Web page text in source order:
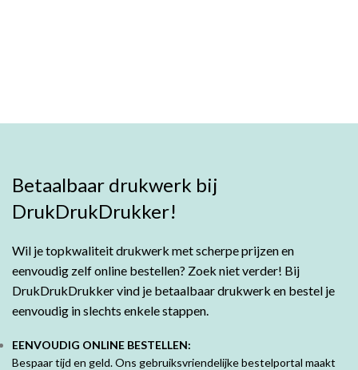
Betaalbaar drukwerk bij
DrukDrukDrukker!
Wil je topkwaliteit drukwerk met scherpe prijzen en
eenvoudig zelf online bestellen? Zoek niet verder! Bij
DrukDrukDrukker vind je betaalbaar drukwerk en bestel je
eenvoudig in slechts enkele stappen.
EENVOUDIG ONLINE BESTELLEN:
Bespaar tijd en geld. Ons gebruiksvriendelijke bestelportal maakt